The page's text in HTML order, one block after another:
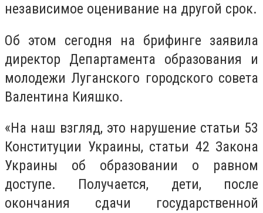
независимое оценивание на другой срок.
Об этом сегодня на брифинге заявила
директор Департамента образования и
молодежи Луганского городского совета
Валентина Кияшко.
«На наш взгляд, это нарушение статьи 53
Конституции Украины, статьи 42 Закона
Украины об образовании о равном
доступе. Получается, дети, после
окончания сдачи государственной